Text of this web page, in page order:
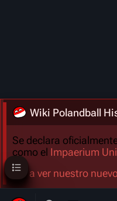
Wiki Polandball
Se declara
como el Impaerium
¡Ve a ver nuestro
Sumario